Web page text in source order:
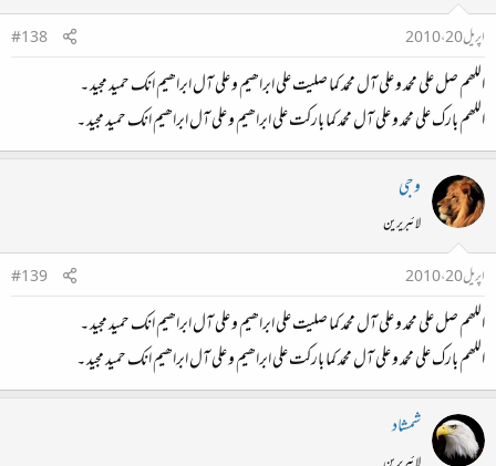
اپریل 20، 2010
#138
اللھم صل علی محمد و علی آل محمد کما صلیت علی ابراھیم و علی آل ابراھیم انک حمید مجید ۔
اللھم بارک علی محمد و علی آل محمد کما بارکت علی ابراھیم و علی آل ابراھیم انک حمید مجید ۔
وجی
لائبریرین
اپریل 20، 2010
#139
اللھم صل علی محمد و علی آل محمد کما صلیت علی ابراھیم و علی آل ابراھیم انک حمید مجید ۔
اللھم بارک علی محمد و علی آل محمد کما بارکت علی ابراھیم و علی آل ابراھیم انک حمید مجید ۔
شمشاد